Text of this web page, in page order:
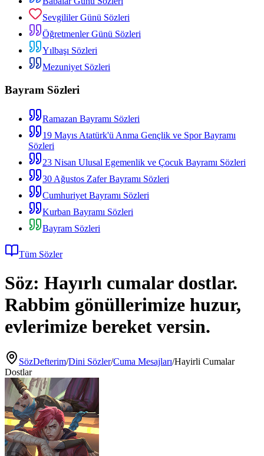
Sevgililer Günü Sözleri
Öğretmenler Günü Sözleri
Yılbaşı Sözleri
Mezuniyet Sözleri
Bayram Sözleri
Ramazan Bayramı Sözleri
19 Mayıs Atatürk'ü Anma Gençlik ve Spor Bayramı
Sözleri
23 Nisan Ulusal Egemenlik ve Çocuk Bayramı Sözleri
30 Ağustos Zafer Bayramı Sözleri
Cumhuriyet Bayramı Sözleri
Kurban Bayramı Sözleri
Bayram Sözleri
Tüm Sözler
Söz: Hayırlı cumalar dostlar.
Rabbim gönüllerimize huzur,
evlerimize bereket versin.
SözDefterim/Dini Sözler/Cuma Mesajları/Hayirli Cumalar
Dostlar